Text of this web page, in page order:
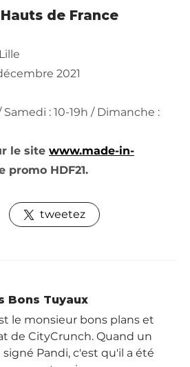
de France
2021
Samedi : 10-19h / Dimanche :
le site www.made-in-
promo HDF21.
tweetez
Bons Tuyaux
le monsieur bons plans et
de CityCrunch. Quand un
Pandi, c'est qu'il a été